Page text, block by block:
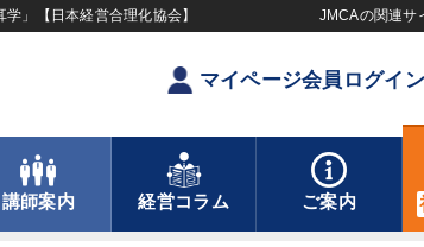
」【日本経営合理化協会】 JMCAの関連サ
マイページ会員ログイン
講師案内 経営コラム ご案内